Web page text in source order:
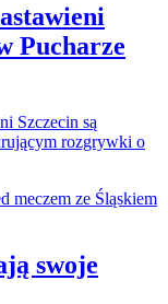
Pucharze
Szczecin są
rozgrywki o
swoje